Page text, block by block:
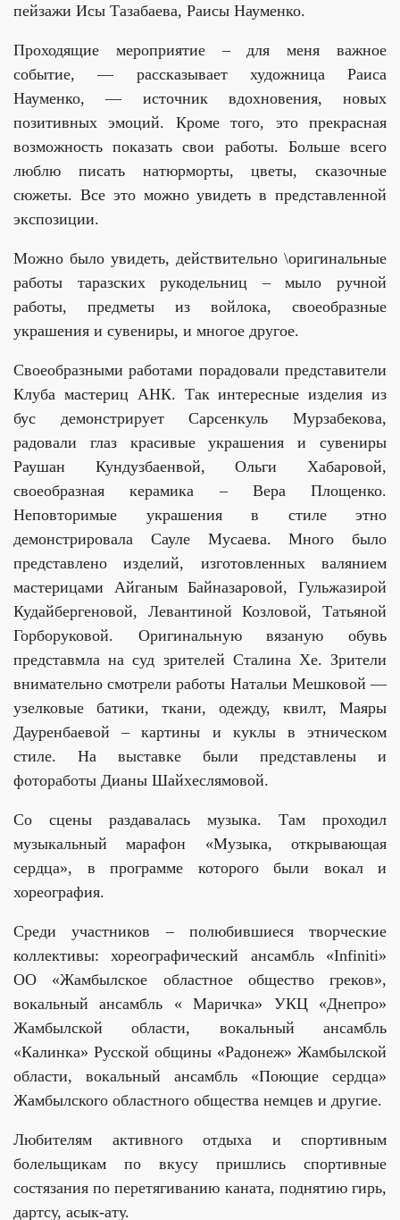
пейзажи Исы Тазабаева, Раисы Науменко.
Проходящие мероприятие – для меня важное
событие, — рассказывает художница Раиса
Науменко, — источник вдохновения, новых
позитивных эмоций. Кроме того, это прекрасная
возможность показать свои работы. Больше всего
люблю писать натюрморты, цветы, сказочные
сюжеты. Все это можно увидеть в представленной
экспозиции.
Можно было увидеть, действительно \оригинальные
работы таразских рукодельниц – мыло ручной
работы, предметы из войлока, своеобразные
украшения и сувениры, и многое другое.
Своеобразными работами порадовали представители
Клуба мастериц АНК. Так интересные изделия из
бус демонстрирует Сарсенкуль Мурзабекова,
радовали глаз красивые украшения и сувениры
Раушан Кундузбаенвой, Ольги Хабаровой,
своеобразная керамика – Вера Площенко.
Неповторимые украшения в стиле этно
демонстрировала Сауле Мусаева. Много было
представлено изделий, изготовленных валянием
мастерицами Айганым Байназаровой, Гульжазирой
Кудайбергеновой, Левантиной Козловой, Татьяной
Горборуковой. Оригинальную вязаную обувь
представмла на суд зрителей Сталина Хе. Зрители
внимательно смотрели работы Натальи Мешковой —
узелковые батики, ткани, одежду, квилт, Маяры
Дауренбаевой – картины и куклы в этническом
стиле. На выставке были представлены и
фотоработы Дианы Шайхеслямовой.
Со сцены раздавалась музыка. Там проходил
музыкальный марафон «Музыка, открывающая
сердца», в программе которого были вокал и
хореография.
Среди участников – полюбившиеся творческие
коллективы: хореографический ансамбль «Infiniti»
ОО «Жамбылское областное общество греков»,
вокальный ансамбль « Маричка» УКЦ «Днепро»
Жамбылской области, вокальный ансамбль
«Калинка» Русской общины «Радонеж» Жамбылской
области, вокальный ансамбль «Поющие сердца»
Жамбылского областного общества немцев и другие.
Любителям активного отдыха и спортивным
болельщикам по вкусу пришлись спортивные
состязания по перетягиванию каната, поднятию гирь,
дартсу, асык-ату.